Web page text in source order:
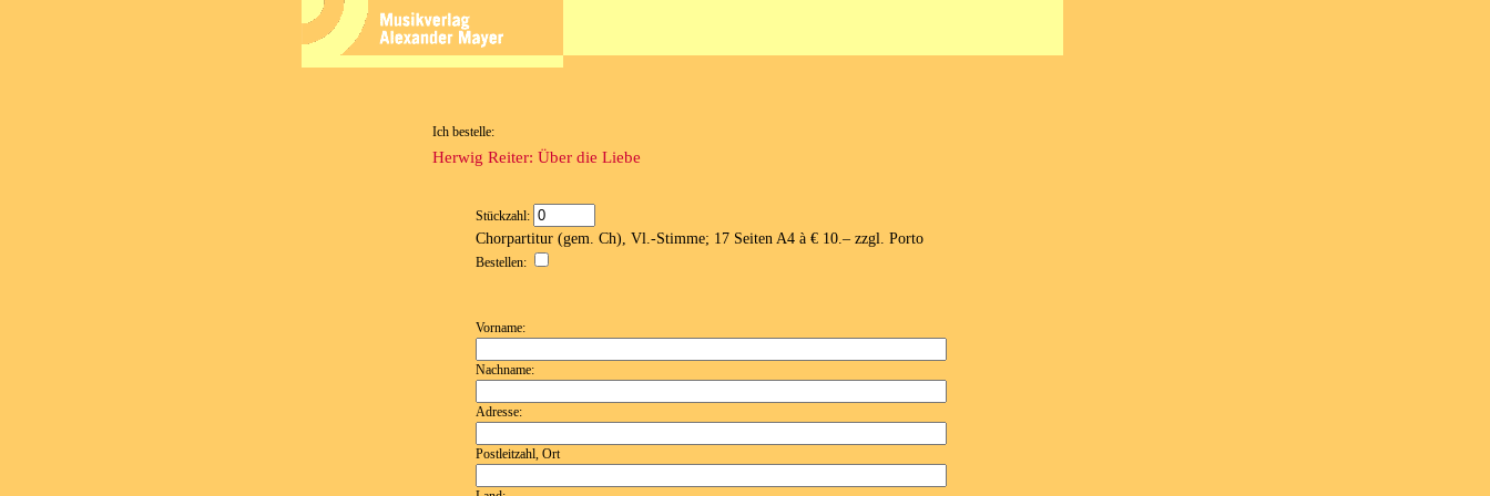
Ich bestelle:
Herwig Reiter: Über die Liebe
Stückzahl:
Chorpartitur (gem. Ch), Vl.-Stimme; 17 Seiten A4 à € 10.– zzgl. Porto
Bestellen:
Vorname:
Nachname:
Adresse:
Postleitzahl, Ort